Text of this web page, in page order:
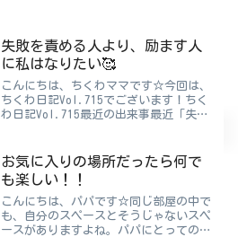
ポ対決はママの勝ち♪ちくわを...
失敗を責める人より、励ます人
に私はなりたい🥰
こんにちは、ちくわママです☆今回は、
ちくわ日記Vol.715でございます！ちく
わ日記Vol.715最近の出来事最近「失敗
すが先日、夜の従業員の方がお店の電気
を消し忘れて...
お気に入りの場所だったら何で
も楽しい！！
こんにちは、パパです☆同じ部屋の中で
も、自分のスペースとそうじゃないスペ
ースがありますよね。パパにとっての自